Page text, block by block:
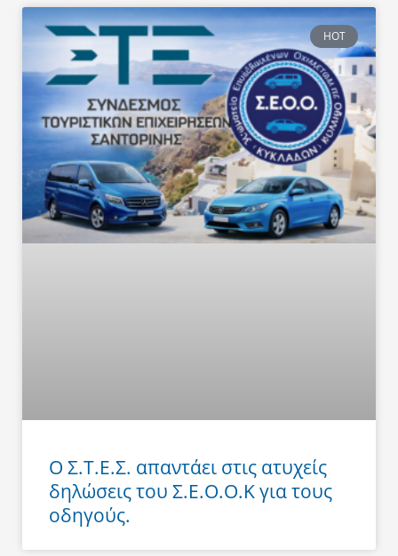
HOT
Ο Σ.Τ.Ε.Σ. απαντάει στις ατυχείς
δηλώσεις του Σ.Ε.Ο.Ο.Κ για τους
οδηγούς.